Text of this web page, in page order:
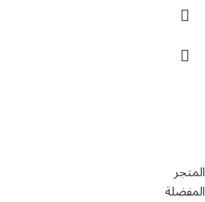
المتجر
المفضلة